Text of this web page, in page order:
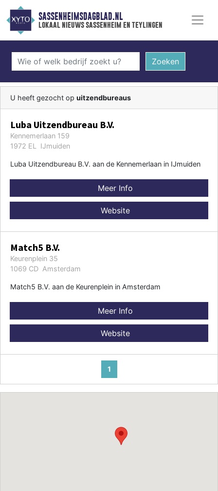
SASSENHEIMSDAGBLAD.NL
lokaal nieuws sassenheim en teylingen
Zoeken
U heeft gezocht op uitzendbureaus
Luba Uitzendbureau B.V.
Kennemerlaan 159
1972 EL IJmuiden
Luba Uitzendbureau B.V. aan de Kennemerlaan in IJmuiden
Meer Info
Website
Match5 B.V.
Keurenplein 35
1069 CD Amsterdam
Match5 B.V. aan de Keurenplein in Amsterdam
Meer Info
Website
1